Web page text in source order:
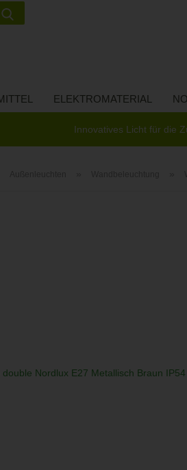
Innovatives Licht für die
ELEKTROMATERIAL